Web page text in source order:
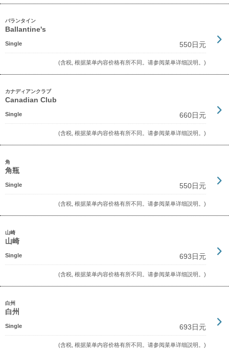
バランタイン
Ballantine's
Single 550日元
(含税, 根据菜单内容价格有所不同。请参阅菜单详细説明。)
カナディアンクラブ
Canadian Club
Single 660日元
(含税, 根据菜单内容价格有所不同。请参阅菜单详细説明。)
角
角瓶
Single 550日元
(含税, 根据菜单内容价格有所不同。请参阅菜单详细説明。)
山崎
山崎
Single 693日元
(含税, 根据菜单内容价格有所不同。请参阅菜单详细説明。)
白州
白州
Single 693日元
(含税, 根据菜单内容价格有所不同。请参阅菜单详细説明。)